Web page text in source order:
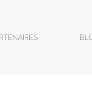
Sauter
▼